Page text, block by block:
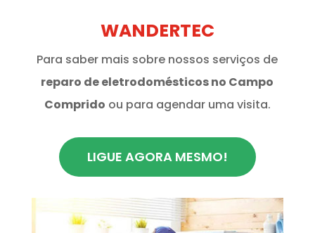
WANDERTEC
Para saber mais sobre nossos serviços de
reparo de eletrodomésticos no Campo
Comprido ou para agendar uma visita.
LIGUE AGORA MESMO!